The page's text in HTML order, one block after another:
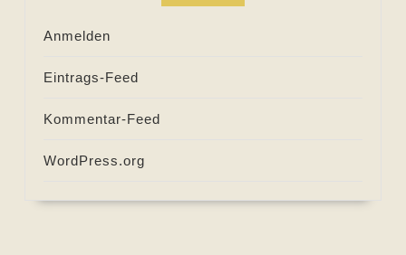
Anmelden
Eintrags-Feed
Kommentar-Feed
WordPress.org